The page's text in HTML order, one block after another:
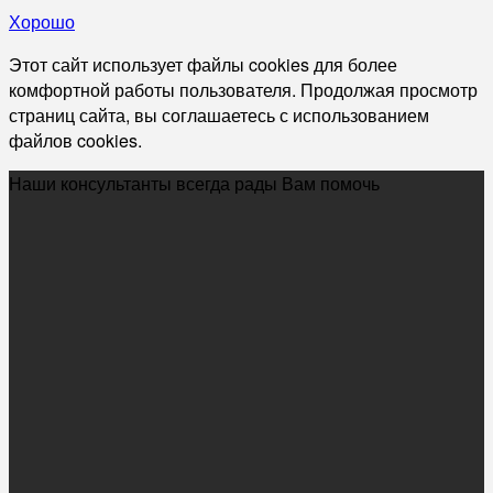
Хорошо
Этот сайт использует файлы cookies для более
комфортной работы пользователя. Продолжая просмотр
страниц сайта, вы соглашаетесь с использованием
файлов cookies.
Наши консультанты всегда рады Вам помочь